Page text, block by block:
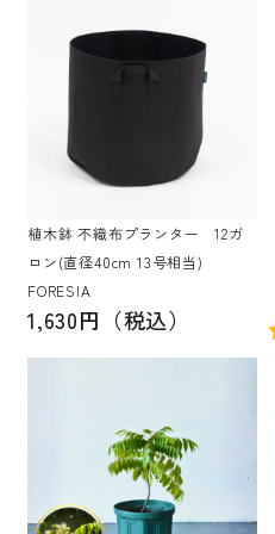
植木鉢 不織布プランター 12ガ
ロン(直径40cm 13号相当)
FORESIA
1,630円（税込）